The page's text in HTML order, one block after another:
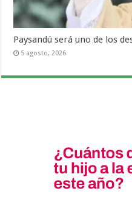
Paysandú será uno de los
5 agosto, 2026